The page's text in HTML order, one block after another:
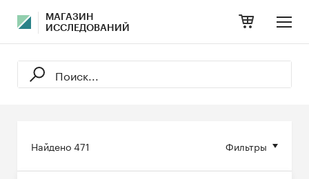
МАГАЗИН
ИССЛЕДОВАНИЙ
Фильтры
Найдено471